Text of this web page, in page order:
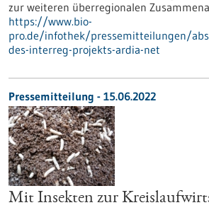
zur weiteren überregionalen
https://www.bio-
pro.de/infothek/pressemitteilungen/
des-interreg-projekts-ardia-net
Pressemitteilung - 15.06.2022
Mit Insekten zur